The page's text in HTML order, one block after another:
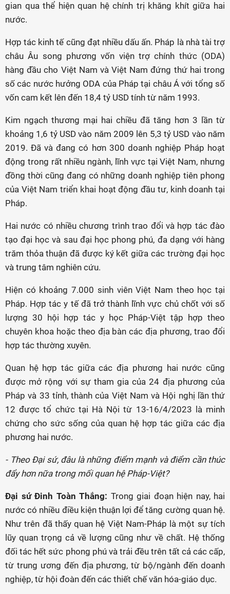
gian qua thể hiện quan hệ chính trị khăng khít giữa hai
nước.
Hợp tác kinh tế cũng đạt nhiều dấu ấn. Pháp là nhà tài trợ
châu Âu song phương vốn viện trợ chính thức (ODA)
hàng đầu cho Việt Nam và Việt Nam đứng thứ hai trong
số các nước hưởng ODA của Pháp tại châu Á với tổng số
vốn cam kết lên đến 18,4 tỷ USD tính từ năm 1993.
Kim ngạch thương mại hai chiều đã tăng hơn 3 lần từ
khoảng 1,6 tỷ USD vào năm 2009 lên 5,3 tỷ USD vào năm
2019. Đã và đang có hơn 300 doanh nghiệp Pháp hoạt
động trong rất nhiều ngành, lĩnh vực tại Việt Nam, nhưng
đồng thời cũng đang có những doanh nghiệp tiên phong
của Việt Nam triển khai hoạt động đầu tư, kinh doanh tại
Pháp.
Hai nước có nhiều chương trình trao đổi và hợp tác đào
tạo đại học và sau đại học phong phú, đa dạng với hàng
trăm thỏa thuận đã được ký kết giữa các trường đại học
và trung tâm nghiên cứu.
Hiện có khoảng 7.000 sinh viên Việt Nam theo học tại
Pháp. Hợp tác y tế đã trở thành lĩnh vực chủ chốt với số
lượng 30 hội hợp tác y học Pháp-Việt tập hợp theo
chuyên khoa hoặc theo địa bàn các địa phương, trao đổi
hợp tác thường xuyên.
Quan hệ hợp tác giữa các địa phương hai nước cũng
được mở rộng với sự tham gia của 24 địa phương của
Pháp và 33 tỉnh, thành của Việt Nam và Hội nghị lần thứ
12 được tổ chức tại Hà Nội từ 13-16/4/2023 là minh
chứng cho sức sống của quan hệ hợp tác giữa các địa
phương hai nước.
- Theo Đại sứ, đâu là những điểm mạnh và điểm cần thúc
đẩy hơn nữa trong mối quan hệ Pháp-Việt?
Đại sứ Đinh Toàn Thắng: Trong giai đoạn hiện nay, hai
nước có nhiều điều kiện thuận lợi để tăng cường quan hệ.
Như trên đã thấy quan hệ Việt Nam-Pháp là một sự tích
lũy quan trọng cả về lượng cũng như về chất. Hệ thống
đối tác hết sức phong phú và trải đều trên tất cả các cấp,
từ trung ương đến địa phương, từ bộ/ngành đến doanh
nghiệp, từ hội đoàn đến các thiết chế văn hóa-giáo dục.